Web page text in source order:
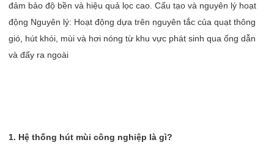
đảm bảo độ bền và hiệu quả lọc cao. Cấu tạo và nguyên lý hoạt
động Nguyên lý: Hoạt động dựa trên nguyên tắc của quạt thông
gió, hút khói, mùi và hơi nóng từ khu vực phát sinh qua ống dẫn
và đẩy ra ngoài
1. Hệ thống hút mùi công nghiệp là gì?